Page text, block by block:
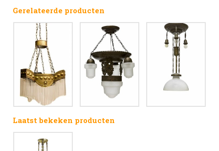
Gerelateerde producten
Laatst bekeken producten